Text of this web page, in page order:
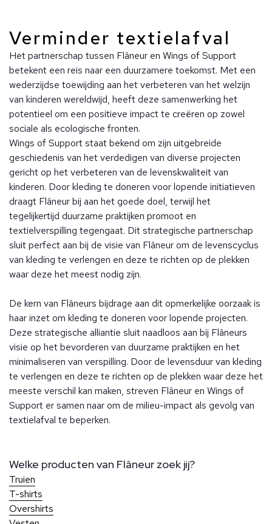
Verminder textielafval
Het partnerschap tussen Flâneur en Wings of Support
betekent een reis naar een duurzamere toekomst. Met een
wederzijdse toewijding aan het verbeteren van het welzijn
van kinderen wereldwijd, heeft deze samenwerking het
potentieel om een ​​positieve impact te creëren op zowel
sociale als ecologische fronten.
Wings of Support staat bekend om zijn uitgebreide
geschiedenis van het verdedigen van diverse projecten
gericht op het verbeteren van de levenskwaliteit van
kinderen. Door kleding te doneren voor lopende initiatieven
draagt ​​Flâneur bij aan het goede doel, terwijl het
tegelijkertijd duurzame praktijken promoot en
textielverspilling tegengaat. Dit strategische partnerschap
sluit perfect aan bij de visie van Flâneur om de levenscyclus
van kleding te verlengen en deze te richten op de plekken
waar deze het meest nodig zijn.
De kern van Flâneurs bijdrage aan dit opmerkelijke oorzaak is
haar inzet om kleding te doneren voor lopende projecten.
Deze strategische alliantie sluit naadloos aan bij Flâneurs
visie op het bevorderen van duurzame praktijken en het
minimaliseren van verspilling. Door de levensduur van kleding
te verlengen en deze te richten op de plekken waar deze het
meeste verschil kan maken, streven Flâneur en Wings of
Support er samen naar om de milieu-impact als gevolg van
textielafval te beperken.
Welke producten van Flâneur zoek jij?
Truien
T-shirts
Overshirts